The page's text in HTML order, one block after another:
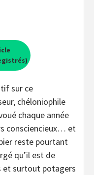
sur ce
chéloniophile
chaque année
consciencieux… et
reste pourtant
qu’il est de
et surtout potagers